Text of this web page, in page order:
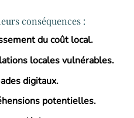
conséquences :
du coût local.
locales vulnérables.
digitaux.
potentielles.